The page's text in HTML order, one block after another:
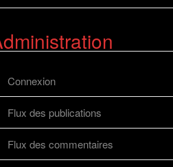
Connexion
Flux des publications
Flux des commentaires